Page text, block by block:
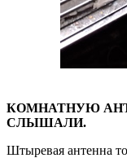
КОМНАТНУЮ
СЛЫШАЛИ.
Штыревая антенна